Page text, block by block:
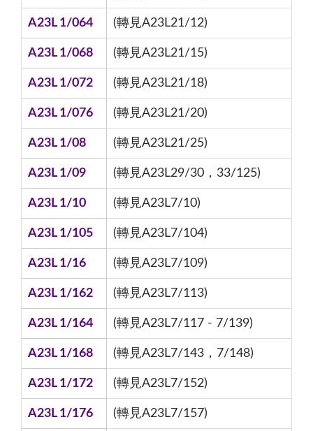
A23L 1/064 (轉見A23L21/12)
A23L 1/068 (轉見A23L21/15)
A23L 1/072 (轉見A23L21/18)
A23L 1/076 (轉見A23L21/20)
A23L 1/08 (轉見A23L21/25)
A23L 1/09 (轉見A23L29/30，33/125)
A23L 1/10 (轉見A23L7/10)
A23L 1/105 (轉見A23L7/104)
A23L 1/16 (轉見A23L7/109)
A23L 1/162 (轉見A23L7/113)
A23L 1/164 (轉見A23L7/117 - 7/139)
A23L 1/168 (轉見A23L7/143，7/148)
A23L 1/172 (轉見A23L7/152)
A23L 1/176 (轉見A23L7/157)